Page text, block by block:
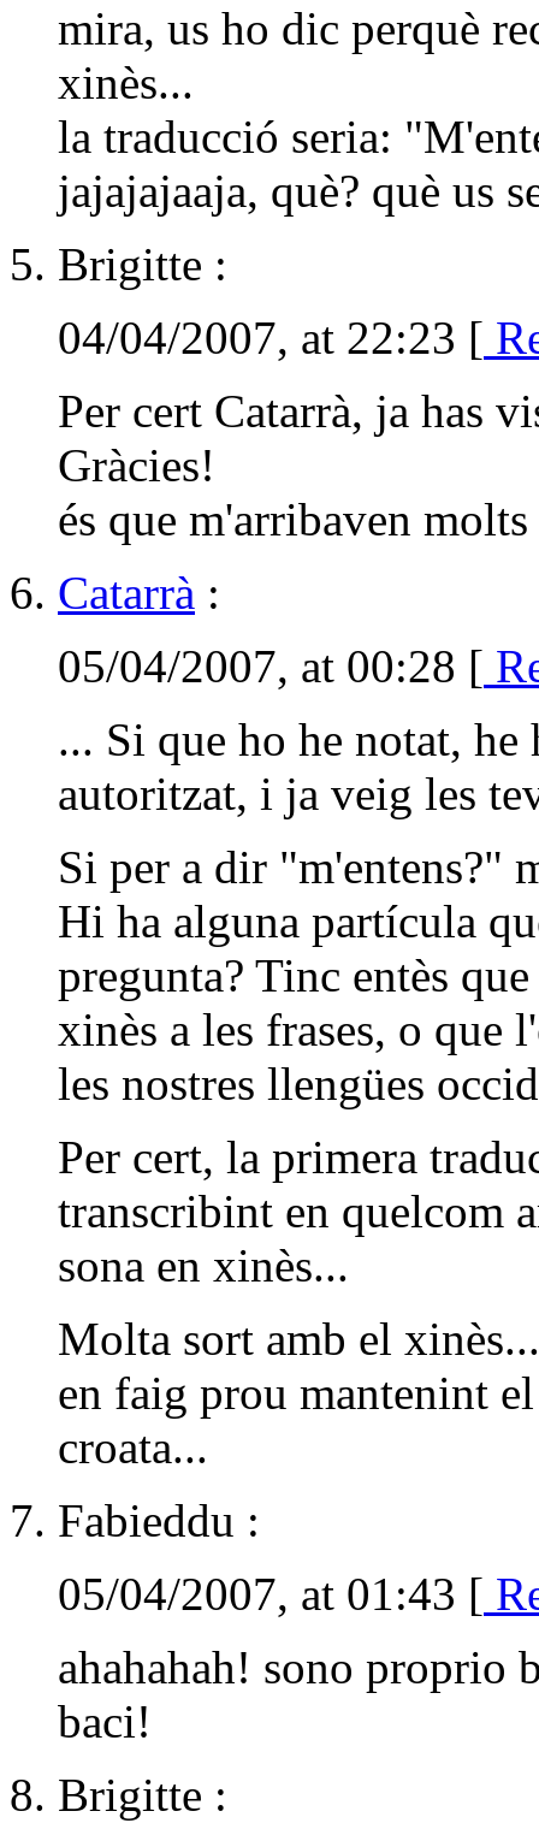
mira, us ho dic perquè
xinès...
la traducció seria:
jajajajaaja, què? què us
Brigitte :
04/04/2007, at 22:23 [
Per cert Catarrà, ja has
Gràcies!
és que m'arribaven
Catarrà :
05/04/2007, at 00:28 [
... Si que ho he notat, he
autoritzat, i ja veig les
Si per a dir "m'entens?"
Hi ha alguna partícula
pregunta? Tinc entès
xinès a les frases, o que
les nostres llengües
Per cert, la primera
transcribint en quelcom
sona en xinès...
Molta sort amb el
en faig prou mantenint
croata...
Fabieddu :
05/04/2007, at 01:43 [
ahahahah! sono proprio
baci!
Brigitte :